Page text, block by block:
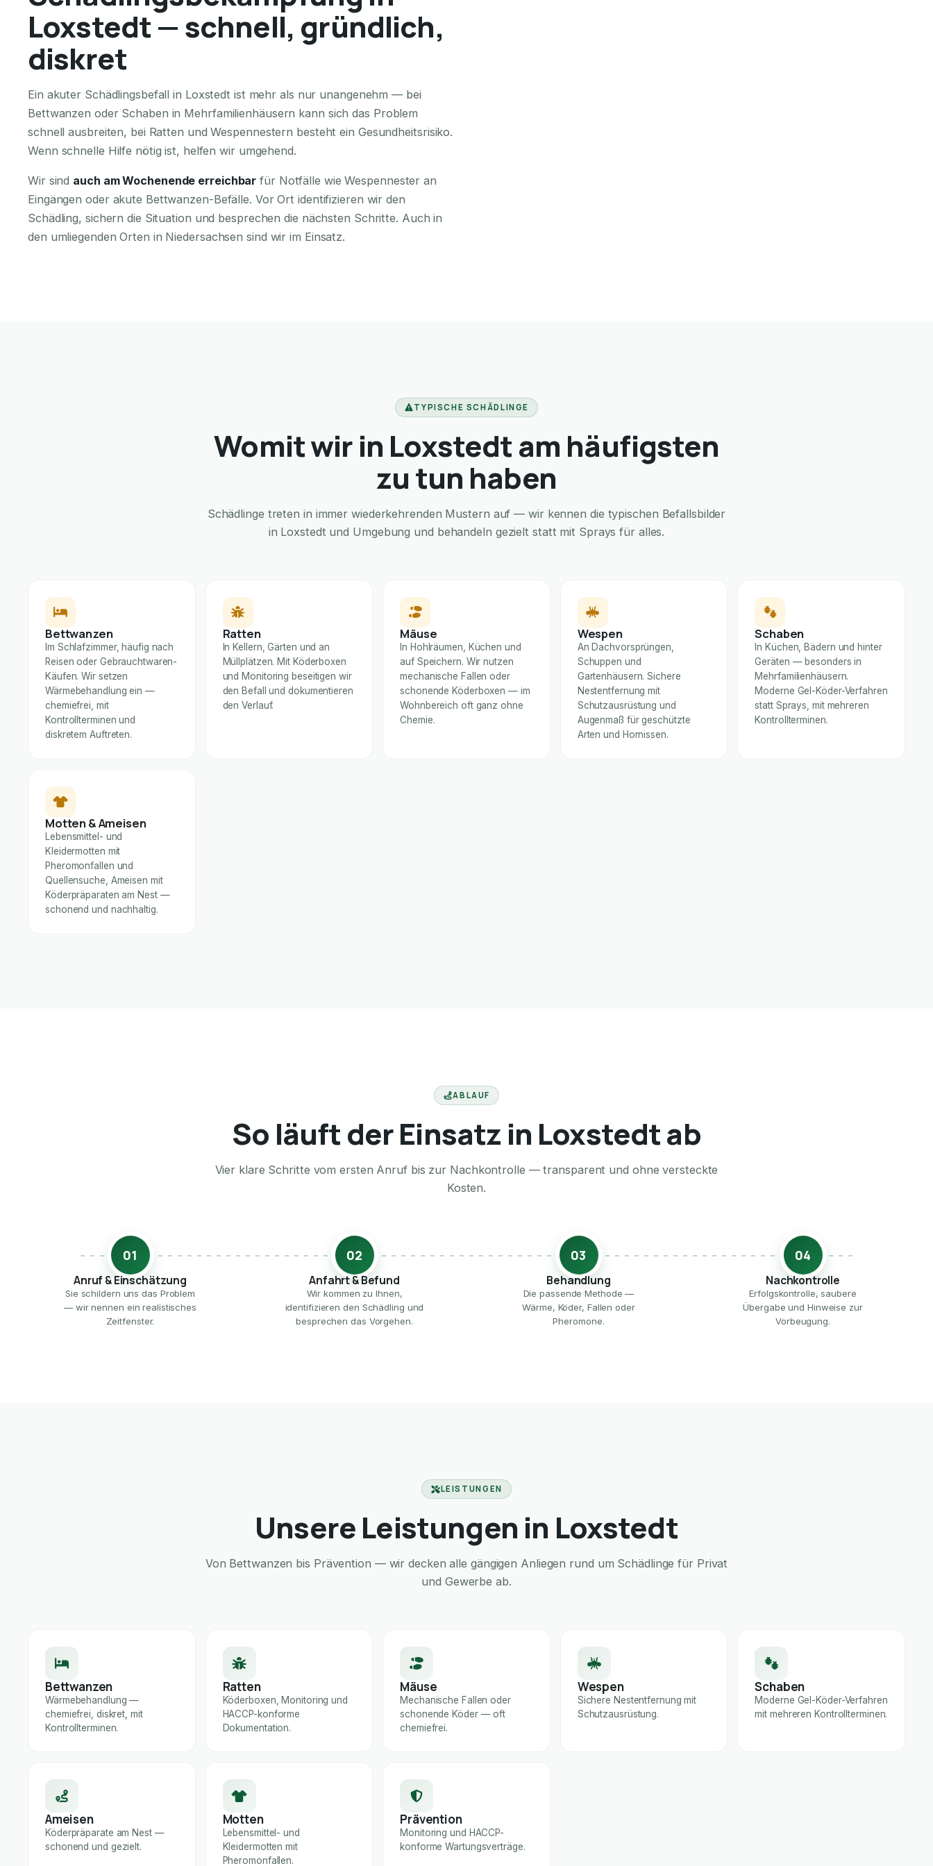
Loxstedt — schnell, gründlich,
diskret
Ein akuter Schädlingsbefall in Loxstedt ist mehr als nur unangenehm — bei
Bettwanzen oder Schaben in Mehrfamilienhäusern kann sich das Problem
schnell ausbreiten, bei Ratten und Wespennestern besteht ein Gesundheitsrisiko.
Wenn schnelle Hilfe nötig ist, helfen wir umgehend.
Wir sind auch am Wochenende erreichbar für Notfälle wie Wespennester an
Eingängen oder akute Bettwanzen-Befälle. Vor Ort identifizieren wir den
Schädling, sichern die Situation und besprechen die nächsten Schritte. Auch in
den umliegenden Orten in Niedersachsen sind wir im Einsatz.
TYPISCHE SCHÄDLINGE
Womit wir in Loxstedt am häufigsten
zu tun haben
Schädlinge treten in immer wiederkehrenden Mustern auf — wir kennen die typischen Befallsbilder
in Loxstedt und Umgebung und behandeln gezielt statt mit Sprays für alles.
Bettwanzen
Im Schlafzimmer, häufig nach
Reisen oder Gebrauchtwaren-
Käufen. Wir setzen
Wärmebehandlung ein —
chemiefrei, mit
Kontrollterminen und
diskretem Auftreten.
Ratten
In Kellern, Gärten und an
Müllplätzen. Mit Köderboxen
und Monitoring beseitigen wir
den Befall und dokumentieren
den Verlauf.
Mäuse
In Hohlräumen, Küchen und
auf Speichern. Wir nutzen
mechanische Fallen oder
schonende Köderboxen — im
Wohnbereich oft ganz ohne
Chemie.
Wespen
An Dachvorsprüngen,
Schuppen und
Gartenhäusern. Sichere
Nestentfernung mit
Schutzausrüstung und
Augenmaß für geschützte
Arten und Hornissen.
Schaben
In Küchen, Bädern und hinter
Geräten — besonders in
Mehrfamilienhäusern.
Moderne Gel-Köder-Verfahren
statt Sprays, mit mehreren
Kontrollterminen.
Motten & Ameisen
Lebensmittel- und
Kleidermotten mit
Pheromonfallen und
Quellensuche, Ameisen mit
Köderpräparaten am Nest —
schonend und nachhaltig.
ABLAUF
So läuft der Einsatz in Loxstedt ab
Vier klare Schritte vom ersten Anruf bis zur Nachkontrolle — transparent und ohne versteckte
Kosten.
01
Anruf & Einschätzung
Sie schildern uns das Problem
— wir nennen ein realistisches
Zeitfenster.
02
Anfahrt & Befund
Wir kommen zu Ihnen,
identifizieren den Schädling und
besprechen das Vorgehen.
03
Behandlung
Die passende Methode —
Wärme, Köder, Fallen oder
Pheromone.
04
Nachkontrolle
Erfolgskontrolle, saubere
Übergabe und Hinweise zur
Vorbeugung.
LEISTUNGEN
Unsere Leistungen in Loxstedt
Von Bettwanzen bis Prävention — wir decken alle gängigen Anliegen rund um Schädlinge für Privat
und Gewerbe ab.
Bettwanzen
Wärmebehandlung —
chemiefrei, diskret, mit
Kontrollterminen.
Ratten
Köderboxen, Monitoring und
HACCP-konforme
Dokumentation.
Mäuse
Mechanische Fallen oder
schonende Köder — oft
chemiefrei.
Wespen
Sichere Nestentfernung mit
Schutzausrüstung.
Schaben
Moderne Gel-Köder-Verfahren
mit mehreren Kontrollterminen.
Ameisen
Köderpräparate am Nest —
schonend und gezielt.
Motten
Lebensmittel- und
Kleidermotten mit
Pheromonfallen.
Prävention
Monitoring und HACCP-
konforme Wartungsverträge.